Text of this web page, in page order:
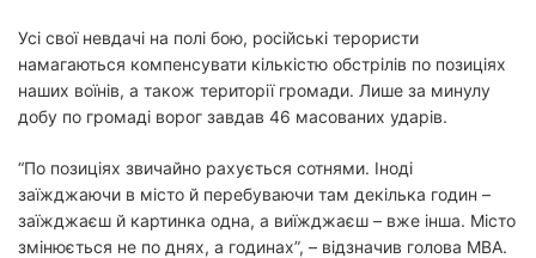
Усі свої невдачі на полі бою, російські терористи
намагаються компенсувати кількістю обстрілів по позиціях
наших воїнів, а також території громади. Лише за минулу
добу по громаді ворог завдав 46 масованих ударів.
“По позиціях звичайно рахується сотнями. Іноді
заїжджаючи в місто й перебуваючи там декілька годин –
заїжджаєш й картинка одна, а виїжджаєш – вже інша. Місто
змінюється не по днях, а годинах”, – відзначив голова МВА.